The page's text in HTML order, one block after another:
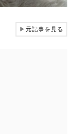
▶元記事を見る